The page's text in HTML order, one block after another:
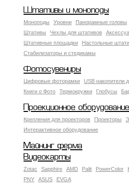
Штативы и моноподы
Моноподы Уровни Панорамные головы
Штативы
Чехлы для штативов
Штативные площадки
Настольные
Стабилизаторы и стедикамы
Фотосувениры
Цифровые фоторамки USB накопители
Книги о Фото
Термокружки Глобусы
Проекционное оборудование
Крепления для проекторов Проекторы
Интерактивное оборудование
Майнинг ферма
Видеокарты
Zotac Sapphire AMD Palit PowerColor
PNY
ASUS EVGA